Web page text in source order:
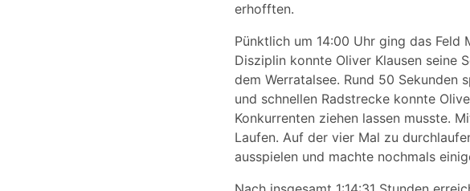
erhofften.
Pünktlich um 14:00 Uhr ging das
Disziplin konnte Oliver Klausen seine
dem Werratalsee. Rund 50
und schnellen Radstrecke konnte
Konkurrenten ziehen lassen musste.
Laufen. Auf der vier Mal zu
ausspielen und machte nochmals